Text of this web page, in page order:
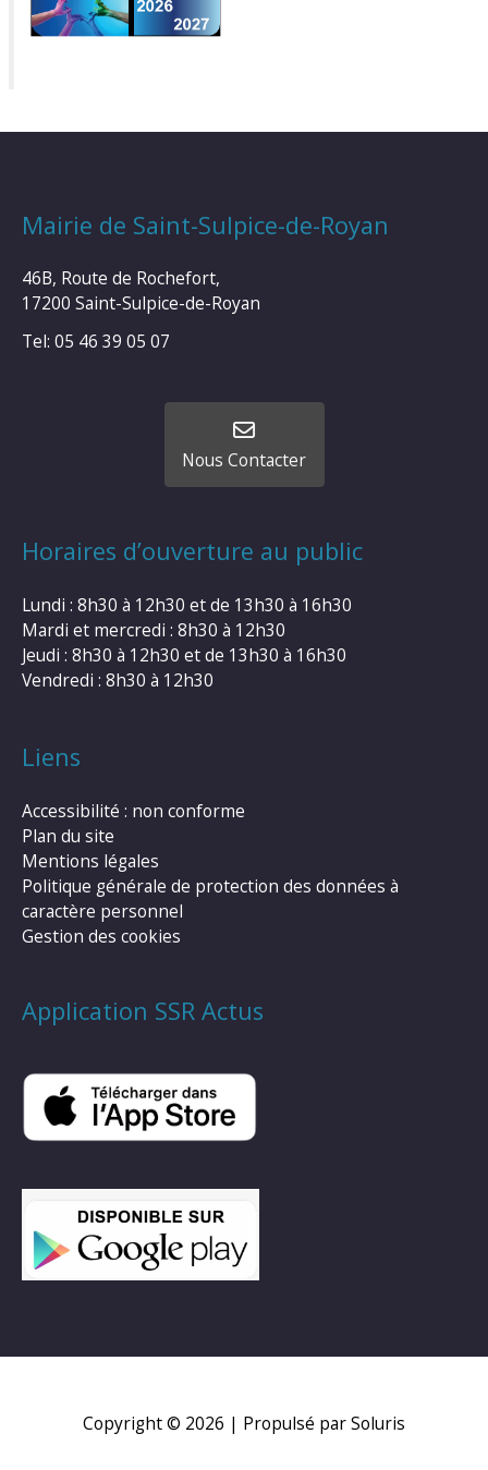
Mairie de Saint-Sulpice-de-Royan
46B, Route de Rochefort,
17200 Saint-Sulpice-de-Royan
Tel: 05 46 39 05 07
Nous Contacter
Horaires d’ouverture au public
Lundi : 8h30 à 12h30 et de 13h30 à 16h30
Mardi et mercredi : 8h30 à 12h30
Jeudi : 8h30 à 12h30 et de 13h30 à 16h30
Vendredi : 8h30 à 12h30
Liens
Accessibilité : non conforme
Plan du site
Mentions légales
Politique générale de protection des données à
caractère personnel
Gestion des cookies
Application SSR Actus
Copyright © 2026 | Propulsé par Soluris